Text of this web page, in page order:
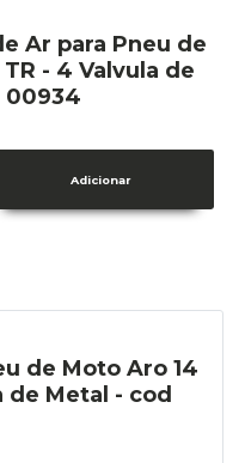
Ar para Pneu de
- 4 Valvula de
00934
de Moto Aro 14
de Metal - cod